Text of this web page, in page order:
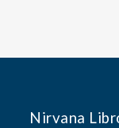
Nirvana